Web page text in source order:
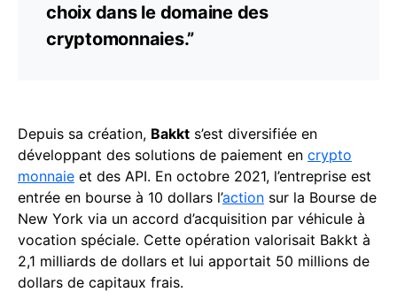
choix dans le domaine des
cryptomonnaies.”
Depuis sa création, Bakkt s’est diversifiée en
développant des solutions de paiement en crypto
monnaie et des API. En octobre 2021, l’entreprise est
entrée en bourse à 10 dollars l’action sur la Bourse de
New York via un accord d’acquisition par véhicule à
vocation spéciale. Cette opération valorisait Bakkt à
2,1 milliards de dollars et lui apportait 50 millions de
dollars de capitaux frais.